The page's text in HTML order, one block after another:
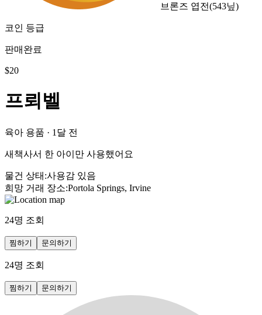
브론즈 엽전(543닢)
코인 등급
판매완료
$20
프뢰벨
육아 용품 · 1달 전
새책사서 한 아이만 사용했어요
물건 상태 :사용감 있음
희망 거래 장소:Portola Springs, Irvine
24명 조회
찜하기 문의하기
24명 조회
찜하기 문의하기